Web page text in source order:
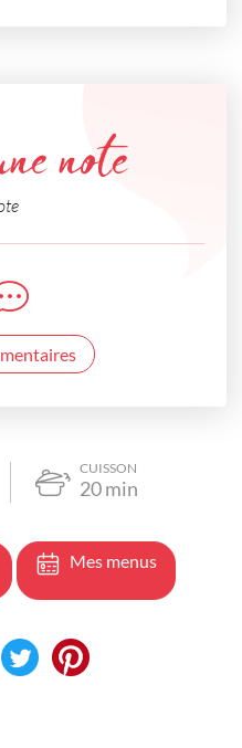
note
CUISSON
20min
Mes menus